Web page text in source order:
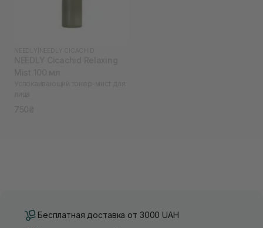
Бесплатная доставка от 3000 UAH